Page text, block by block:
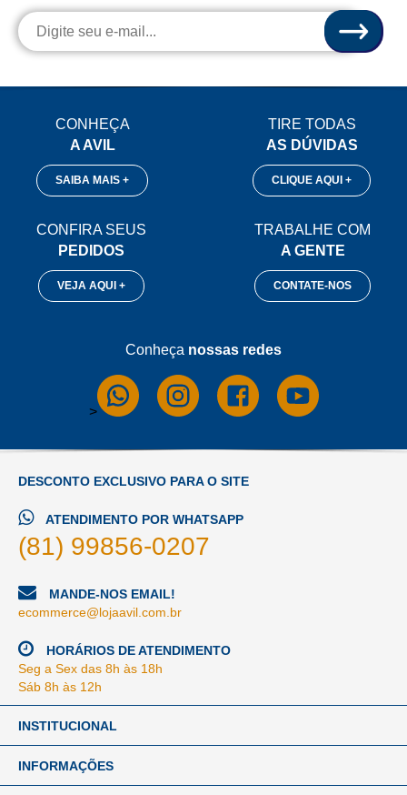
CONHEÇA
A AVIL
SAIBA MAIS +
TIRE TODAS
AS DÚVIDAS
CLIQUE AQUI +
CONFIRA SEUS
PEDIDOS
VEJA AQUI +
TRABALHE COM
A GENTE
CONTATE-NOS
Conheça nossas redes
>
DESCONTO EXCLUSIVO PARA O SITE
ATENDIMENTO POR WHATSAPP
(81) 99856-0207
MANDE-NOS EMAIL!
ecommerce@lojaavil.com.br
HORÁRIOS DE ATENDIMENTO
Seg a Sex das 8h às 18h
Sáb 8h às 12h
INSTITUCIONAL
INFORMAÇÕES